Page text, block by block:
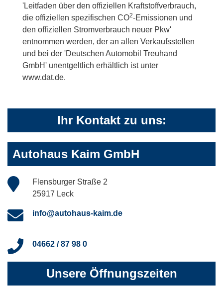
'Leitfaden über den offiziellen Kraftstoffverbrauch,
die offiziellen spezifischen CO2-Emissionen und
den offiziellen Stromverbrauch neuer Pkw'
entnommen werden, der an allen Verkaufsstellen
und bei der 'Deutschen Automobil Treuhand
GmbH' unentgeltlich erhältlich ist unter
www.dat.de.
Ihr Kontakt zu uns:
Autohaus Kaim GmbH
Flensburger Straße 2
25917 Leck
info@autohaus-kaim.de
04662 / 87 98 0
Unsere Öffnungszeiten